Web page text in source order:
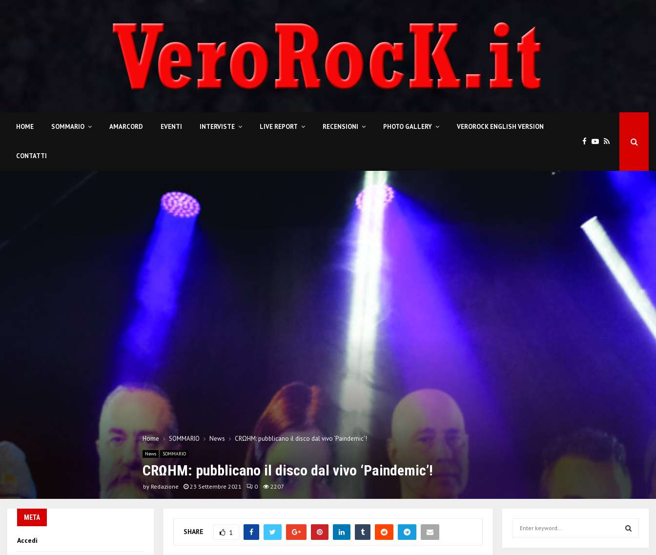
HOME SOMMARIO AMARCORD EVENTI INTERVISTE LIVE REPORT RECENSIONI PHOTO GALLERY VEROROCK ENGLISH VERSION
CONTATTI
Home SOMMARIO News CRΩHM: pubblicano il disco dal vivo ‘Paindemic’!
News SOMMARIO
CRΩHM: pubblicano il disco dal vivo ‘Paindemic’!
by Redazione 23 Settembre 2021 0 2207
SHARE 1
META
Accedi